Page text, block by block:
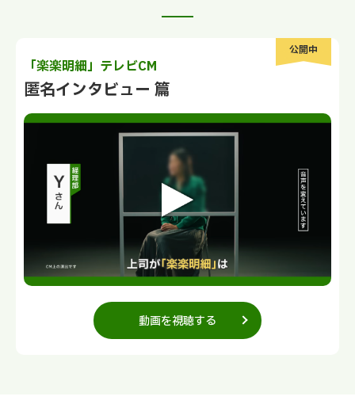
公開中
「楽楽明細」テレビCM
匿名インタビュー 篇
動画を視聴する